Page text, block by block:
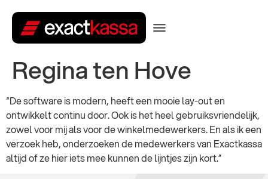
Regina ten Hove
“De software is modern, heeft een mooie lay-out en
ontwikkelt continu door. Ook is het heel gebruiksvriendelijk,
zowel voor mij als voor de winkelmedewerkers. En als ik een
verzoek heb, onderzoeken de medewerkers van Exactkassa
altijd of ze hier iets mee kunnen de lijntjes zijn kort.”